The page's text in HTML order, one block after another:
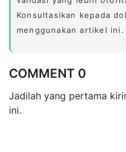
Konsultasikan kepada
menggunakan artikel ini.
COMMENT 0
Jadilah yang pertama
ini.